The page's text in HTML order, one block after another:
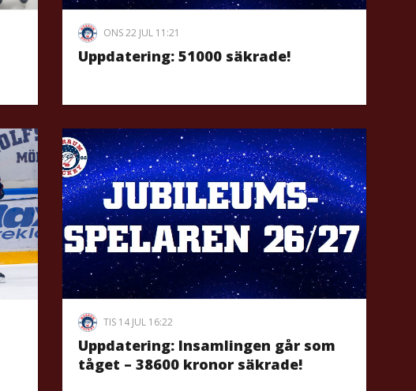
ONS 22 JUL 11:21
Uppdatering: 51000 säkrade!
TIS 14 JUL 16:22
Uppdatering: Insamlingen går som
tåget – 38600 kronor säkrade!